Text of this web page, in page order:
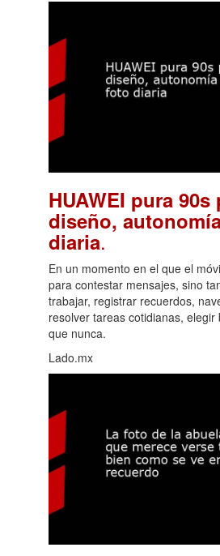
HUAWEI pura 90s
diseño,
diaria.
En un momento en el que el
para contestar mensajes, sino
trabajar, registrar recuerdos,
resolver tareas cotidianas,
que nunca.
Lado.mx